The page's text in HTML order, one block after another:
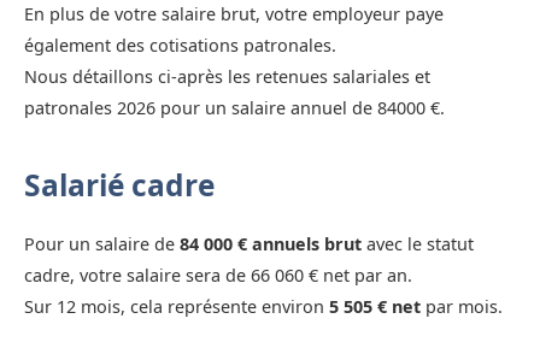
En plus de votre salaire brut, votre employeur paye
également des cotisations patronales.
Nous détaillons ci-après les retenues salariales et
patronales 2026 pour un salaire annuel de 84000 €.
Salarié cadre
Pour un salaire de 84 000 € annuels brut avec le statut
cadre, votre salaire sera de 66 060 € net par an.
Sur 12 mois, cela représente environ 5 505 € net par mois.